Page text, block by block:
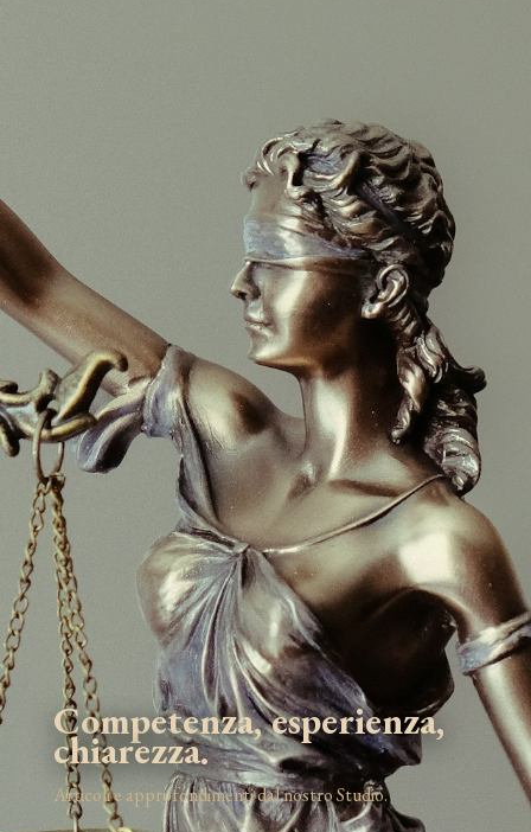
Competenza, esperienza,
chiarezza.
Articoli e approfondimenti dal nostro Studio.